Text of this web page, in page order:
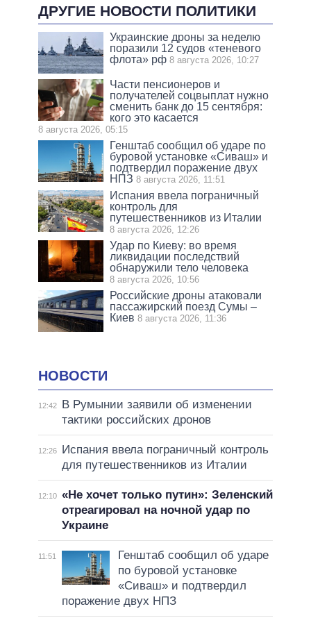
ДРУГИЕ НОВОСТИ ПОЛИТИКИ
Украинские дроны за неделю
поразили 12 судов «теневого
флота» рф 8 августа 2026, 10:27
Части пенсионеров и
получателей соцвыплат нужно
сменить банк до 15 сентября:
кого это касается
8 августа 2026, 05:15
Генштаб сообщил об ударе по
буровой установке «Сиваш» и
подтвердил поражение двух
НПЗ 8 августа 2026, 11:51
Испания ввела пограничный
контроль для
путешественников из Италии
8 августа 2026, 12:26
Удар по Киеву: во время
ликвидации последствий
обнаружили тело человека
8 августа 2026, 10:56
Российские дроны атаковали
пассажирский поезд Сумы –
Киев 8 августа 2026, 11:36
НОВОСТИ
12:42
В Румынии заявили об изменении
тактики российских дронов
12:26
Испания ввела пограничный контроль
для путешественников из Италии
12:10 «Не хочет только путин»: Зеленский
отреагировал на ночной удар по
Украине
11:51
Генштаб сообщил об ударе
по буровой установке
«Сиваш» и подтвердил
поражение двух НПЗ